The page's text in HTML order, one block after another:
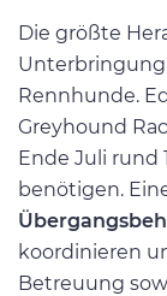
Die größte
Rennhunde.
Greyhound
Ende Juli
benötigen.
koordinieren
Betreuung